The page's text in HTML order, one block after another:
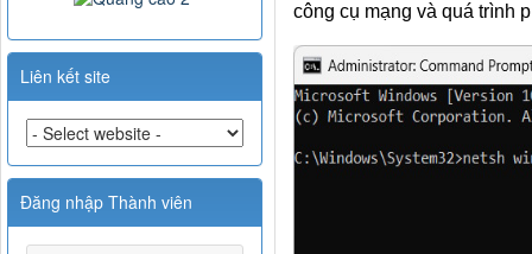
công cụ mạng và quá trình
Liên kết site
Đăng nhập Thành viên